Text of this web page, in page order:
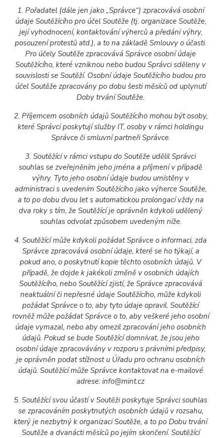
1. Pořadatel (dále jen jako „Správce“) zpracovává osobní
údaje Soutěžícího pro účel Soutěže (tj. organizace Soutěže,
její vyhodnocení, kontaktování výherců a předání výhry,
posouzení protestů atd.), a to na základě Smlouvy o účasti.
Pro účely Soutěže zpracovává Správce osobní údaje
Soutěžícího, které vzniknou nebo budou Správci sděleny v
souvislosti se Soutěží. Osobní údaje Soutěžícího budou pro
účel Soutěže zpracovány po dobu šesti měsíců od uplynutí
Doby trvání Soutěže.
2. Příjemcem osobních údajů Soutěžícího mohou být osoby,
které Správci poskytují služby IT, osoby v rámci holdingu
Správce či smluvní partneři Správce.
3. Soutěžící v rámci vstupu do Soutěže udělil Správci
souhlas se zveřejněním jeho jména a příjmení v případě
výhry. Tyto jeho osobní údaje budou umístěny v
administraci s uvedením Soutěžícího jako výherce Soutěže,
a to po dobu dvou let s automatickou prolongací vždy na
dva roky s tím, že Soutěžící je oprávněn kdykoli udělený
souhlas odvolat způsobem uvedeným níže.
4. Soutěžící může kdykoli požádat Správce o informaci, zda
Správce zpracovává osobní údaje, které se ho týkají, a
pokud ano, o poskytnutí kopie těchto osobních údajů. V
případě, že dojde k jakékoli změně v osobních údajích
Soutěžícího, nebo Soutěžící zjistí, že Správce zpracovává
neaktuální či nepřesné údaje Soutěžícího, může kdykoli
požádat Správce o to, aby tyto údaje opravil. Soutěžící
rovněž může požádat Správce o to, aby veškeré jeho osobní
údaje vymazal, nebo aby omezil zpracování jeho osobních
údajů. Pokud se bude Soutěžící domnívat, že jsou jeho
osobní údaje zpracovávány v rozporu s právními předpisy,
je oprávněn podat stížnost u Úřadu pro ochranu osobních
údajů. Soutěžící může Správce kontaktovat na e-mailové
adrese: info@mint.cz
5. Soutěžící svou účastí v Soutěži poskytuje Správci souhlas
se zpracováním poskytnutých osobních údajů v rozsahu,
který je nezbytný k organizaci Soutěže, a to po Dobu trvání
Soutěže a dvanácti měsíců po jejím skončení. Soutěžící